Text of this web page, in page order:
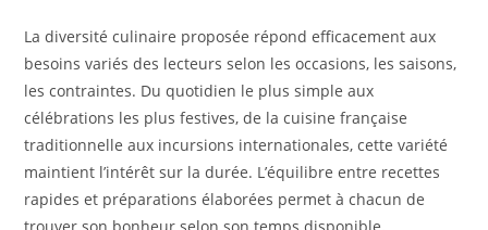
La diversité culinaire proposée répond efficacement aux
besoins variés des lecteurs selon les occasions, les saisons,
les contraintes. Du quotidien le plus simple aux
célébrations les plus festives, de la cuisine française
traditionnelle aux incursions internationales, cette variété
maintient l’intérêt sur la durée. L’équilibre entre recettes
rapides et préparations élaborées permet à chacun de